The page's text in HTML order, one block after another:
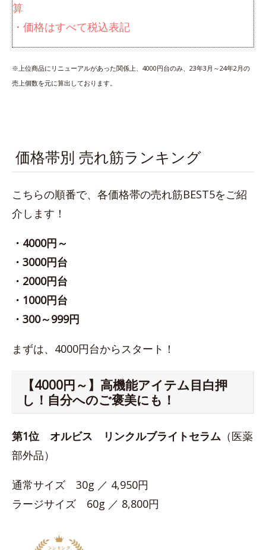
算
・価格はすべて税込表記
※上位商品にリニューアルがあった関係上、4000円台のみ、23年3月～24年2月の
売上個数を元に算出しております。
価格帯別 売れ筋ランキング
こちらの順番で、各価格帯の売れ筋BEST5をご紹
介します！
・4000円～
・3000円台
・2000円台
・1000円台
・300～999円
まずは、4000円台からスタート！
【4000円～】高機能アイテム目白押
し！自分へのご褒美にも！
第1位 オルビス リンクルブライトセラム （医薬
部外品）
通常サイズ 30g ／ 4,950円
ラージサイズ 60g ／ 8,800円